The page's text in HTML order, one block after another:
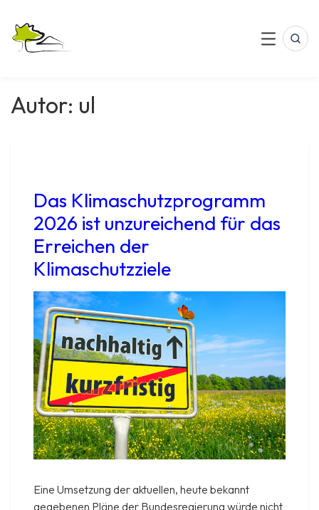
content
Menu
Autor: ul
Das Klimaschutzprogramm
2026 ist unzureichend für das
Erreichen der
Klimaschutzziele
Eine Umsetzung der aktuellen, heute bekannt
gegebenen Pläne der Bundesregierung würde nicht